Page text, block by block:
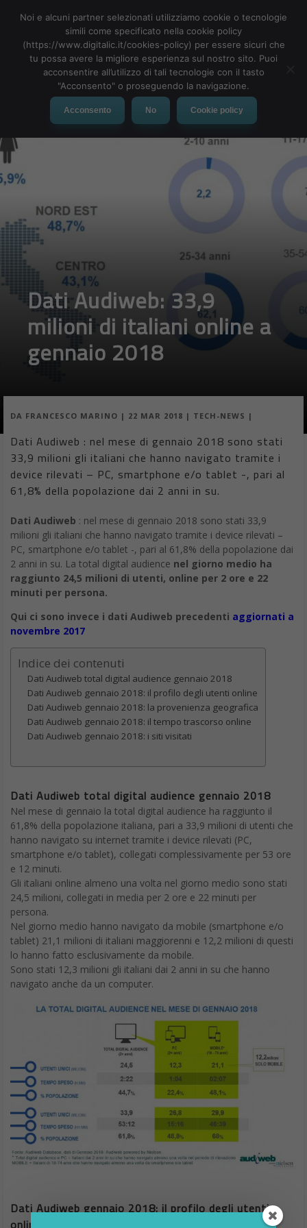
MENU
Dati Audiweb: 33,9
milioni di italiani online a
gennaio 2018
DA FRANCESCO MARINO | 22 MAR 2018 | TECH-NEWS |
Dati Audiweb : nel mese di gennaio 2018 sono stati
33,9 milioni gli italiani che hanno navigato tramite i
device rilevati – PC, smartphone e/o tablet -, pari al
61,8% della popolazione dai 2 anni in su.
Dati Audiweb : nel mese di gennaio 2018 sono stati 33,9
milioni gli italiani che hanno navigato tramite i device rilevati –
PC, smartphone e/o tablet -, pari al 61,8% della popolazione dai
2 anni in su. La total digital audience nel giorno medio ha
raggiunto 24,5 milioni di utenti, online per 2 ore e 22
minuti per persona.
Qui ci sono invece i dati Audiweb precedenti aggiornati a
novembre 2017
Indice dei contenuti
Dati Audiweb total digital audience gennaio 2018
Dati Audiweb gennaio 2018: il profilo degli utenti online
Dati Audiweb gennaio 2018: la provenienza geografica
Dati Audiweb gennaio 2018: il tempo trascorso online
Dati Audiweb gennaio 2018: i siti visitati
Dati Audiweb total digital audience gennaio 2018
Nel mese di gennaio la total digital audience ha raggiunto il
61,8% della popolazione italiana, pari a 33,9 milioni di utenti che
hanno navigato su internet tramite i device rilevati (PC,
smartphone e/o tablet), collegati complessivamente per 53 ore
e 12 minuti.
Gli italiani online almeno una volta nel giorno medio sono stati
24,5 milioni, collegati in media per 2 ore e 22 minuti per
persona.
Nel giorno medio hanno navigato da mobile (smartphone e/o
tablet) 21,1 milioni di italiani maggiorenni e 12,2 milioni di questi
lo hanno fatto esclusivamente da mobile.
Sono stati 12,3 milioni gli italiani dai 2 anni in su che hanno
navigato anche da un computer.
Dati Audiweb gennaio 2018: il profilo degli utenti
online
Noi e alcuni partner selezionati utilizziamo cookie o tecnologie
simili come specificato nella cookie policy
(https://www.digitalic.it/cookies-policy) per essere sicuri che
tu possa avere la migliore esperienza sul nostro sito. Puoi
acconsentire all’utilizzo di tali tecnologie con il tasto
"Acconsento" o proseguendo la navigazione.
Acconsento No Cookie policy